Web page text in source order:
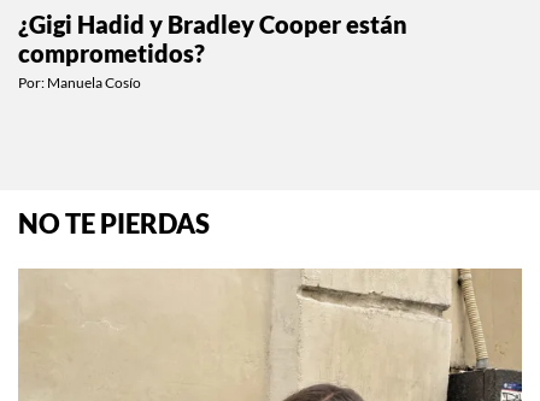
¿Gigi Hadid y Bradley Cooper están
comprometidos?
Por: Manuela Cosío
NO TE PIERDAS